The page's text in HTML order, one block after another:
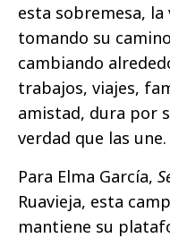
esta sobremesa,
tomando su
cambiando
trabajos, viajes,
amistad, dura por
verdad que las une.
Para Elma García,
Ruavieja, esta
mantiene su